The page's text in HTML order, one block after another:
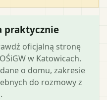
praktycznie
oficjalną stronę
w Katowicach.
o domu, zakresie
do rozmowy z